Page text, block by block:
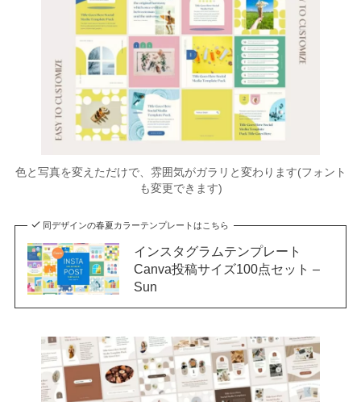
色と写真を変えただけで、雰囲気がガラリと変わります(フォント
も変更できます)
同デザインの春夏カラーテンプレートはこちら
インスタグラムテンプレート
Canva投稿サイズ100点セット –
Sun